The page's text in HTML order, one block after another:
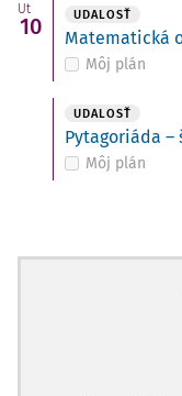
Ut
10 UDALOSŤ
Matematická
Môj plán
UDALOSŤ
Pytagoriáda –
Môj plán